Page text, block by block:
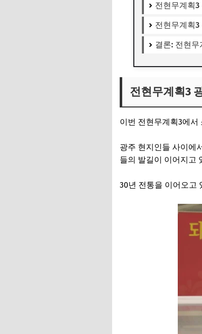
전현무계획
전현무계획
결론: 전현
전현무계획3
이번 전현무계획3에
광주 현지인들 사이에
들의 발길이 이어지고
30년 전통을 이어오고